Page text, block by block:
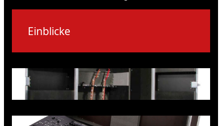
Einblicke